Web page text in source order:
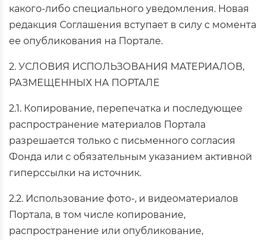
какого-либо специального уведомления. Новая
редакция Соглашения вступает в силу с момента
ее опубликования на Портале.
2. УСЛОВИЯ ИСПОЛЬЗОВАНИЯ МАТЕРИАЛОВ,
РАЗМЕЩЕННЫХ НА ПОРТАЛЕ
2.1. Копирование, перепечатка и последующее
распространение материалов Портала
разрешается только с письменного согласия
Фонда или с обязательным указанием активной
гиперссылки на источник.
2.2. Использование фото-, и видеоматериалов
Портала, в том числе копирование,
распространение или опубликование,